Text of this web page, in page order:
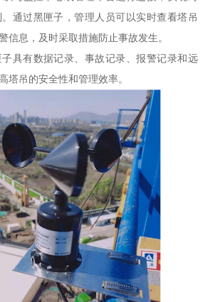
通过黑匣子，管理人员可以实时查看塔吊
信息，及时采取措施防止事故发生。
具有数据记录、事故记录、报警记录和远
塔吊的安全性和管理效率。